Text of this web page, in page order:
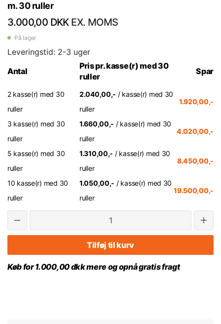
m. 30 ruller
3.000,00 DKK EX. MOMS
På lager
Leveringstid: 2-3 uger
Antal
Pris pr. kasse(r) med 30
ruller
Spar
2 kasse(r) med 30
ruller
2.040,00,- / kasse(r) med 30
ruller
1.920,00,-
3 kasse(r) med 30
ruller
1.660,00,- / kasse(r) med 30
ruller
4.020,00,-
5 kasse(r) med 30
ruller
1.310,00,- / kasse(r) med 30
ruller
8.450,00,-
10 kasse(r) med 30
ruller
1.050,00,- / kasse(r) med 30
ruller
19.500,00,-
Tilføj til kurv
Køb for 1.000,00 dkk mere og opnå gratis fragt